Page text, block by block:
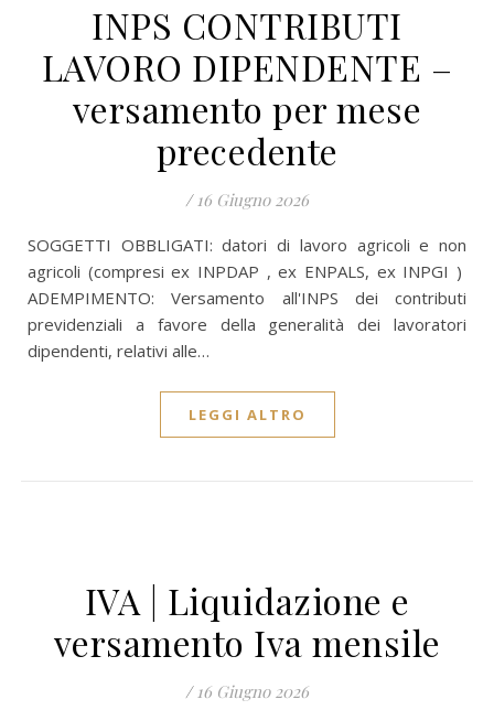
INPS CONTRIBUTI
LAVORO DIPENDENTE –
versamento per mese
precedente
/ 16 Giugno 2026
SOGGETTI OBBLIGATI: datori di lavoro agricoli e non
agricoli (compresi ex INPDAP , ex ENPALS, ex INPGI )
ADEMPIMENTO: Versamento all'INPS dei contributi
previdenziali a favore della generalità dei lavoratori
dipendenti, relativi alle…
LEGGI ALTRO
IVA | Liquidazione e
versamento Iva mensile
/ 16 Giugno 2026